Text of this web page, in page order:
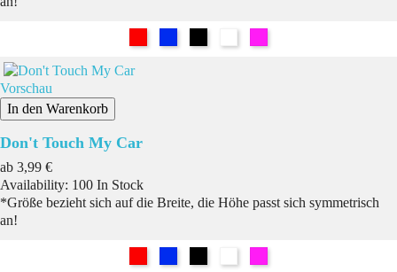
Vorschau
In den Warenkorb
Don't Touch My Car
ab Preis
3,99 €
Availability: 100 In Stock
*Größe bezieht sich auf die Breite, die Höhe passt sich symmetrisch
an!